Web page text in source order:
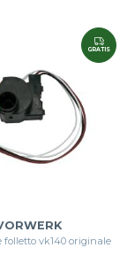
GRATIS
vk140 originale